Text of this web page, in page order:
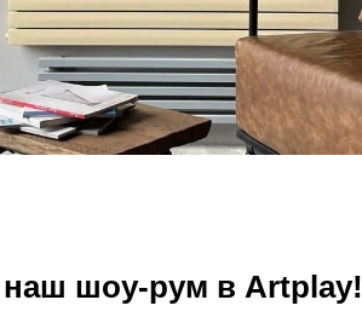
наш шоу-рум в Artplay!